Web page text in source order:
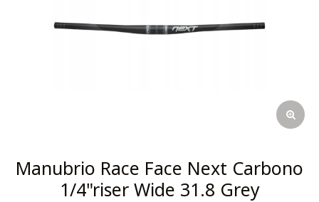
Manubrio Race Face Next Carbono
1/4"riser Wide 31.8 Grey